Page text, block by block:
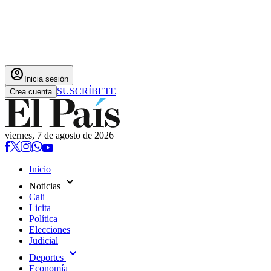
account_circle Inicia sesión
Crea cuenta SUSCRÍBETE
viernes, 7 de agosto de 2026
Inicio
Noticias expand_more
Cali
Licita
Política
Elecciones
Judicial
Deportes expand_more
Economía